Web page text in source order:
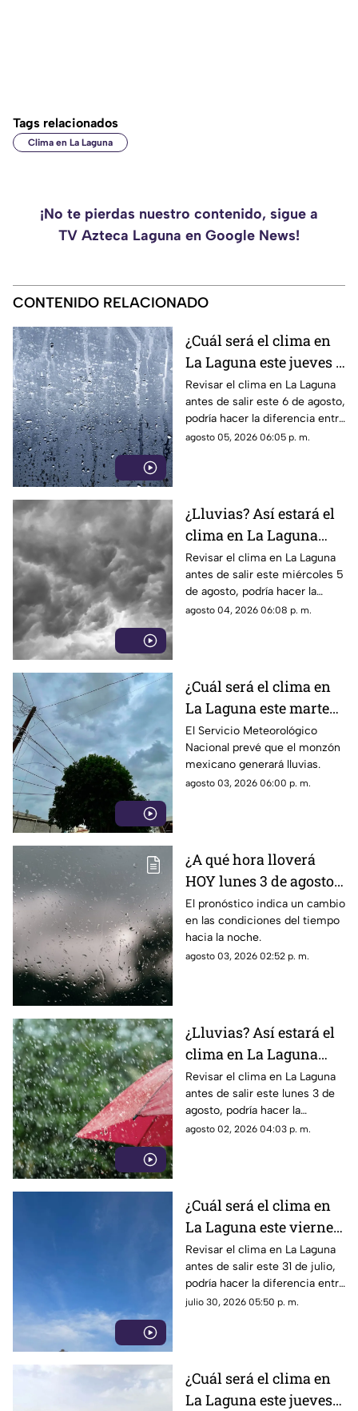
Tags relacionados
Clima en La Laguna
¡No te pierdas nuestro contenido, sigue a
TV Azteca Laguna en Google News!
CONTENIDO RELACIONADO
¿Cuál será el clima en
La Laguna este jueves 6
de agosto 2026?
Revisar el clima en La Laguna
antes de salir este 6 de agosto,
podría hacer la diferencia entre
un día tranquilo y uno lleno de
agosto 05, 2026 06:05 p. m.
¿Lluvias? Así estará el
clima en La Laguna
este miércoles 5 de
agosto 2026
Revisar el clima en La Laguna
antes de salir este miércoles 5
de agosto, podría hacer la
diferencia entre un día
agosto 04, 2026 06:08 p. m.
¿Cuál será el clima en
La Laguna este martes
4 de agosto 2026?
El Servicio Meteorológico
Nacional prevé que el monzón
mexicano generará lluvias.
agosto 03, 2026 06:00 p. m.
¿A qué hora lloverá
HOY lunes 3 de agosto
en Torreón?
El pronóstico indica un cambio
en las condiciones del tiempo
hacia la noche.
agosto 03, 2026 02:52 p. m.
¿Lluvias? Así estará el
clima en La Laguna
este lunes 3 de agosto
2026
Revisar el clima en La Laguna
antes de salir este lunes 3 de
agosto, podría hacer la
diferencia entre un día
agosto 02, 2026 04:03 p. m.
¿Cuál será el clima en
La Laguna este viernes
31 de julio 2026?
Revisar el clima en La Laguna
antes de salir este 31 de julio,
podría hacer la diferencia entre
un día tranquilo y uno lleno de
julio 30, 2026 05:50 p. m.
¿Cuál será el clima en
La Laguna este jueves